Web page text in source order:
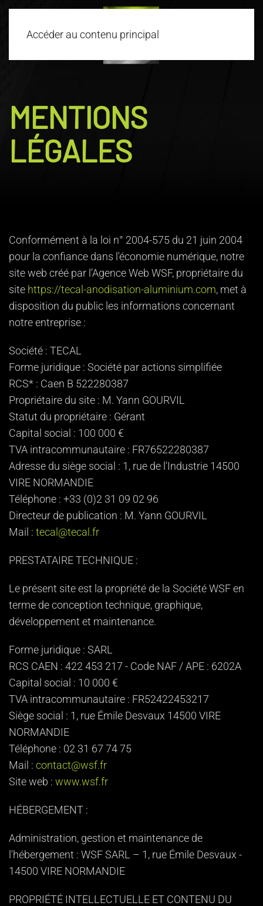
Accéder au contenu principal
MENTIONS
LÉGALES
Conformément à la loi n° 2004-575 du 21 juin 2004
pour la confiance dans l'économie numérique, notre
site web créé par l’Agence Web WSF, propriétaire du
site https://tecal-anodisation-aluminium.com, met à
disposition du public les informations concernant
notre entreprise :
Société : TECAL
Forme juridique : Société par actions simplifiée
RCS* : Caen B 522280387
Propriétaire du site : M. Yann GOURVIL
Statut du propriétaire : Gérant
Capital social : 100 000 €
TVA intracommunautaire : FR76522280387
Adresse du siège social : 1, rue de l'Industrie 14500
VIRE NORMANDIE
Téléphone : +33 (0)2 31 09 02 96
Directeur de publication : M. Yann GOURVIL
Mail : tecal@tecal.fr
PRESTATAIRE TECHNIQUE :
Le présent site est la propriété de la Société WSF en
terme de conception technique, graphique,
développement et maintenance.
Forme juridique : SARL
RCS CAEN : 422 453 217 - Code NAF / APE : 6202A
Capital social : 10 000 €
TVA intracommunautaire : FR52422453217
Siège social : 1, rue Émile Desvaux 14500 VIRE
NORMANDIE
Téléphone : 02 31 67 74 75
Mail : contact@wsf.fr
Site web : www.wsf.fr
HÉBERGEMENT :
Administration, gestion et maintenance de
l'hébergement : WSF SARL – 1, rue Émile Desvaux -
14500 VIRE NORMANDIE
PROPRIÉTÉ INTELLECTUELLE ET CONTENU DU